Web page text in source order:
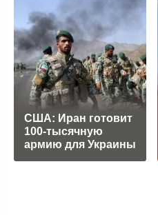
США: Иран готовит
100-тысячную
армию для Украины